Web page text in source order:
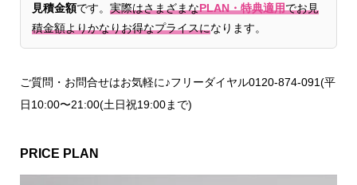
見積金額です。 実際はさまざまなPLAN・特典適用でお見
積金額よりかなりお得なプライスになります。
ご質問・お問合せはお気軽に♪フリーダイヤル0120-874-091(平
日10:00〜21:00(土日祝19:00まで)
PRICE PLAN